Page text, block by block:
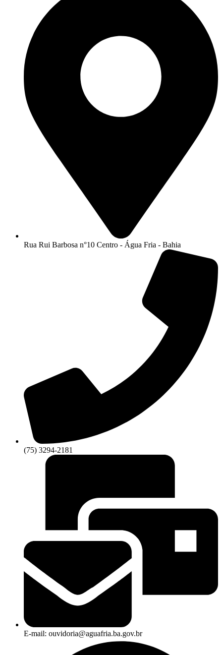
Rua Rui Barbosa n°10 Centro - Água Fria - Bahia
(75) 3294-2181
E-mail: ouvidoria@aguafria.ba.gov.br